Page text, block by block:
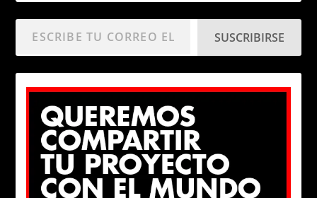
SUSCRIBIRSE